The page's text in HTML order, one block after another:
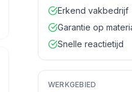
Erkend vakbedrijf
Garantie op
Snelle reactietijd
WERKGEBIED